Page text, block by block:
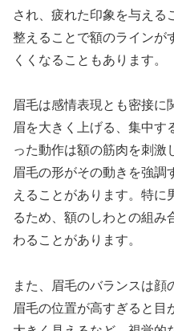
され、疲れた印象を与える
整えることで額のラインが
くくなることもあります。
眉毛は感情表現とも密接に
眉を大きく上げる、集中す
った動作は額の筋肉を刺激
眉毛の形がその動きを強調
えることがあります。特に
るため、額のしわとの組み
わることがあります。
また、眉毛のバランスは顔
眉毛の位置が高すぎると目